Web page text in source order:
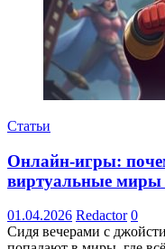
Статьи
Онлайн-игры:
виртуальные миры
01.04.2026 Redactor 0
Сидя вечерами с